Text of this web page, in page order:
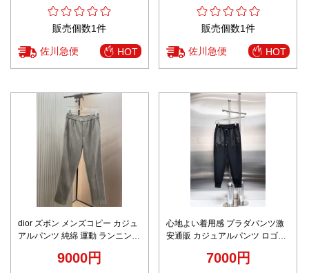
販売個数1件
佐川急便 HOT
販売個数1件
佐川急便 HOT
dior ズボン メンズコピー カジュ
アルパンツ 純綿 運動 ランニング
9000円
心地よい着用感 プラダパンツ激
安通販 カジュアルパンツ ロゴプ
7000円